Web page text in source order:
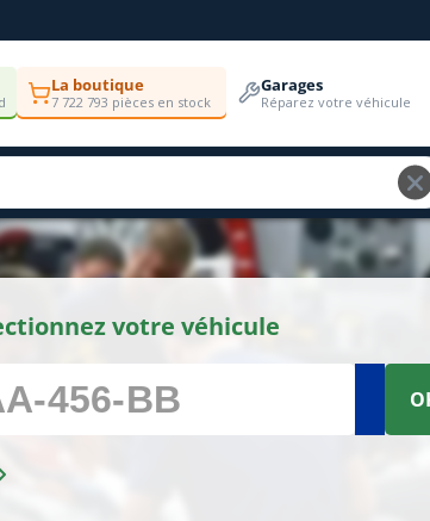
La boutique
7 722 793 pièces en stock
Garages
Réparez votre véhicule
votre véhicule